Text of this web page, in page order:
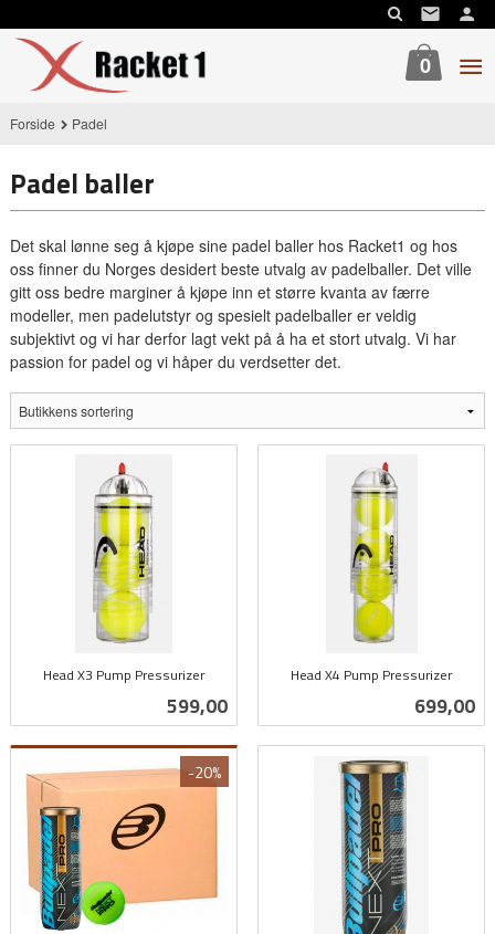
til
innholdet
0
Forside Padel
Padel baller
Det skal lønne seg å kjøpe sine padel baller hos Racket1 og hos
oss finner du Norges desidert beste utvalg av padelballer. Det ville
gitt oss bedre marginer å kjøpe inn et større kvanta av færre
modeller, men padelutstyr og spesielt padelballer er veldig
subjektivt og vi har derfor lagt vekt på å ha et stort utvalg. Vi har
passion for padel og vi håper du verdsetter det.
Head X3 Pump Pressurizer
Pris
599,00
Head X4 Pump Pressurizer
Pris
699,00
-20%